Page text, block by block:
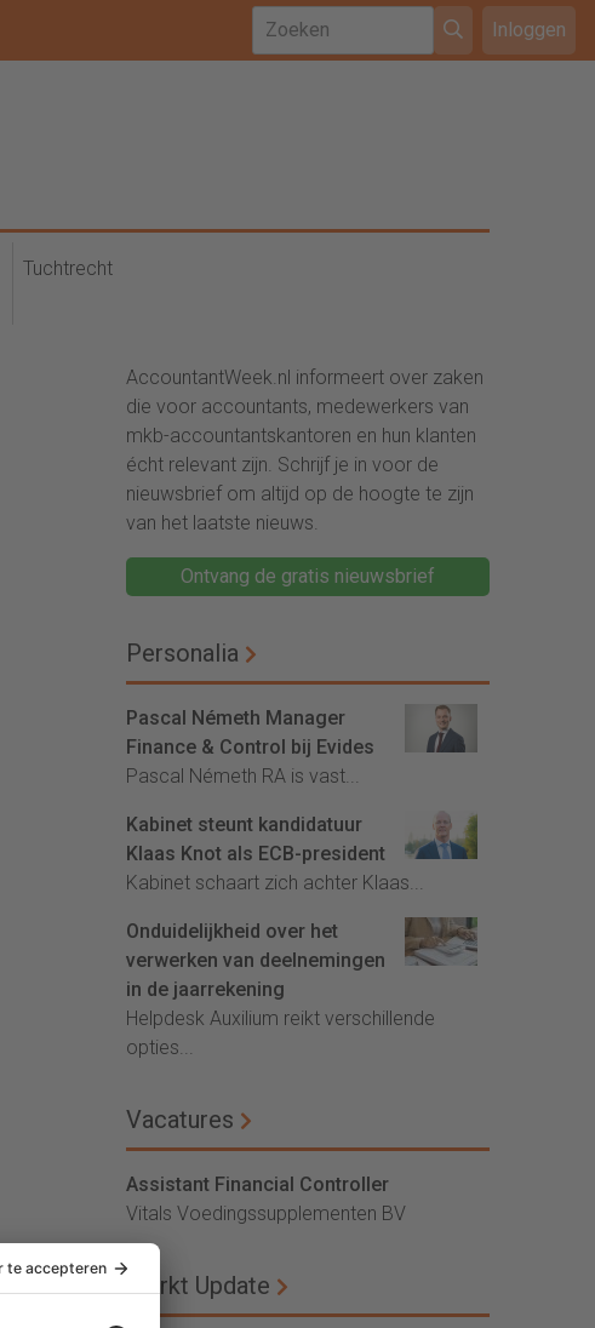
Inloggen
Tuchtrecht
AccountantWeek.nl informeert over zaken
die voor accountants, medewerkers van
mkb-accountantskantoren en hun klanten
écht relevant zijn. Schrijf je in voor de
nieuwsbrief om altijd op de hoogte te zijn
van het laatste nieuws.
Ontvang de gratis nieuwsbrief
Personalia
Pascal Németh Manager
Finance & Control bij Evides
Pascal Németh RA is vast...
Kabinet steunt kandidatuur
Klaas Knot als ECB-president
Kabinet schaart zich achter Klaas...
Onduidelijkheid over het
verwerken van deelnemingen
in de jaarrekening
Helpdesk Auxilium reikt verschillende
opties...
Vacatures
Assistant Financial Controller
Vitals Voedingssupplementen BV
Markt Update